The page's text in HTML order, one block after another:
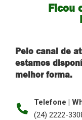
Ficou
Pelo canal de
estamos
melhor forma.
Telefone |
(24) 2222-